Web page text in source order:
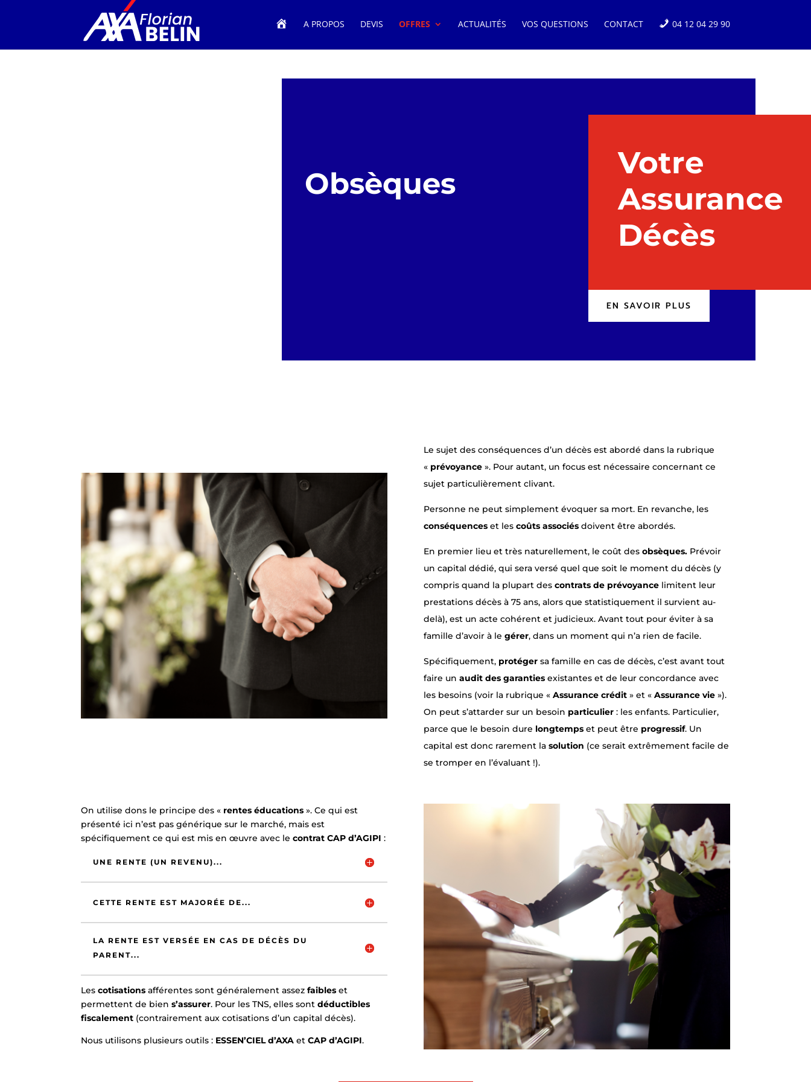
U
A PROPOS DEVIS OFFRES ACTUALITÉS VOS QUESTIONS CONTACT 04 12 04 29 90
Obsèques
Votre
Assurance
Décès
EN SAVOIR PLUS
Le sujet des conséquences d’un décès est abordé dans la rubrique
« prévoyance». Pour autant, un focus est nécessaire concernant ce
sujet particulièrement clivant.
Personne ne peut simplement évoquer sa mort. En revanche, les
conséquenceset les coûts associésdoivent être abordés.
En premier lieu et très naturellement, le coût des obsèques.Prévoir
un capital dédié, qui sera versé quel que soit le moment du décès (y
compris quand la plupart des contrats de prévoyancelimitent leur
prestations décès à 75 ans, alors que statistiquement il survient au-
delà), est un acte cohérent et judicieux. Avant tout pour éviter à sa
famille d’avoir à le gérer, dans un moment qui n’a rien de facile.
Spécifiquement, protégersa famille en cas de décès, c’est avant tout
faire un audit des garantiesexistantes et de leur concordance avec
les besoins (voir la rubrique « Assurance crédit» et « Assurance vie»).
On peut s’attarder sur un besoin particulier: les enfants. Particulier,
parce que le besoin dure longtempset peut être progressif. Un
capital est donc rarement la solution (ce serait extrêmement facile de
se tromper en l’évaluant !).
On utilise dons le principe des « rentes éducations ». Ce qui est
présenté ici n’est pas générique sur le marché, mais est
spécifiquement ce qui est mis en œuvre avec lecontrat CAP d’AGIPI :
UNE RENTE (UN REVENU)...
CETTE RENTE EST MAJORÉE DE...
LA RENTE EST VERSÉE EN CAS DE DÉCÈS DU
PARENT...
Lescotisations afférentes sont généralement assezfaibles et
permettent de biens’assurer. Pour les TNS, elles sontdéductibles
fiscalement (contrairement aux cotisations d’un capital décès).
Nous utilisons plusieurs outils : ESSEN’CIEL d’AXA etCAP d’AGIPI.